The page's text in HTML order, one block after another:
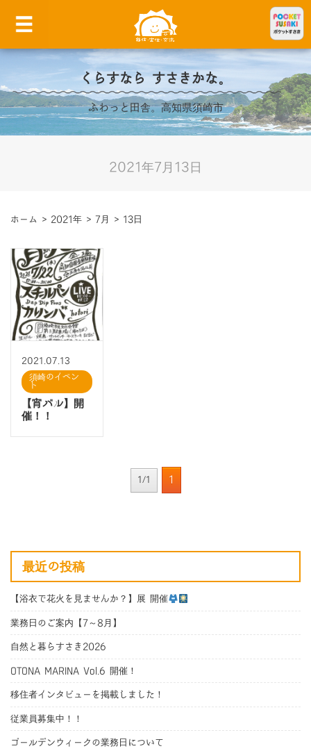
くらすなら すさきかな。
ふわっと田舎。高知県須崎市
2021年7月13日
ホーム > 2021年 > 7月 > 13日
2021.07.13
須崎のイベン
ト
【宵バル】開
催！！
1/1 1
最近の投稿
【浴衣で花火を見ませんか？】展 開催
業務日のご案内【7～8月】
自然と暮らすさき2026
OTONA MARINA Vol.6 開催！
移住者インタビューを掲載しました！
従業員募集中！！
ゴールデンウィークの業務日について